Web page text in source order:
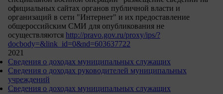
официальных сайтах органов публичной власти и
организаций в сети "Интернет" и их предоставление
общероссийским СМИ для опубликования не
осуществляются http://pravo.gov.ru/proxy/ips/?
docbody=&link_id=0&nd=603637722
2021
Сведения о доходах муниципальных служащих
Сведения о доходах руководителей муниципальных
учреждений
Сведения о доходах муниципальных служащих